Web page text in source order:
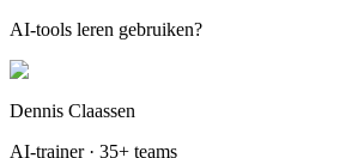
AI-tools leren gebruiken?
Dennis Claassen
AI-trainer · 35+ teams